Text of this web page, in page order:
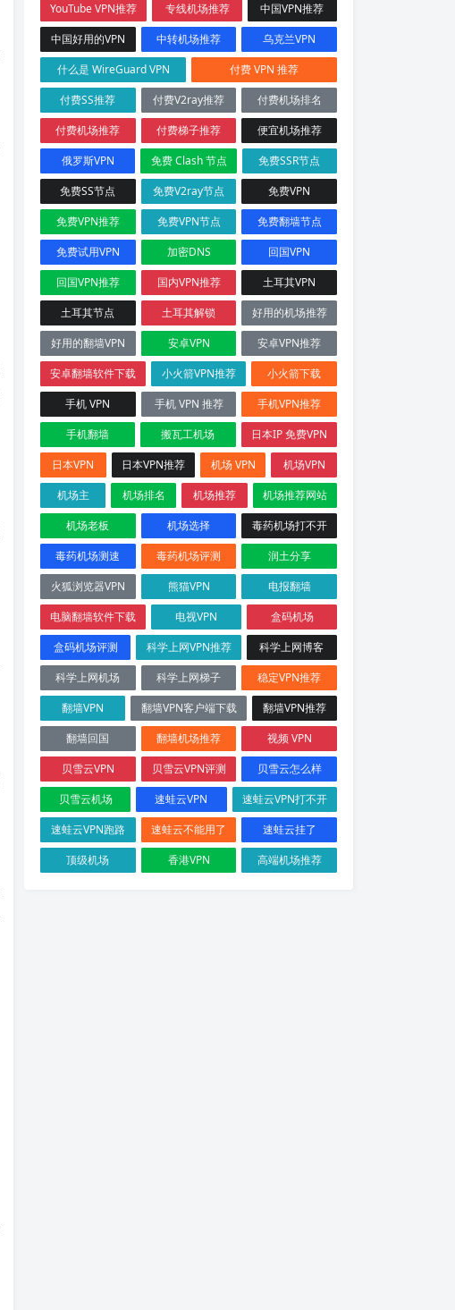
YouTube VPN推荐
专线机场推荐
中国VPN推荐
中国好用的VPN
中转机场推荐
乌克兰VPN
什么是 WireGuard VPN
付费 VPN 推荐
付费SS推荐
付费V2ray推荐
付费机场排名
付费机场推荐
付费梯子推荐
便宜机场推荐
俄罗斯VPN
免费 Clash 节点
免费SSR节点
免费SS节点
免费V2ray节点
免费VPN
免费VPN推荐
免费VPN节点
免费翻墙节点
免费试用VPN
加密DNS
回国VPN
回国VPN推荐
国内VPN推荐
土耳其VPN
土耳其节点
土耳其解锁
好用的机场推荐
好用的翻墙VPN
安卓VPN
安卓VPN推荐
安卓翻墙软件下载
小火箭VPN推荐
小火箭下载
手机 VPN
手机 VPN 推荐
手机VPN推荐
手机翻墙
搬瓦工机场
日本IP 免费VPN
日本VPN
日本VPN推荐 机场 VPN
机场VPN
机场主
机场排名 机场推荐
机场推荐网站
机场老板
机场选择
毒药机场打不开
毒药机场测速
毒药机场评测
润土分享
火狐浏览器VPN
熊猫VPN
电报翻墙
电脑翻墙软件下载
电视VPN
盒码机场
盒码机场评测
科学上网VPN推荐
科学上网博客
科学上网机场
科学上网梯子
稳定VPN推荐
翻墙VPN
翻墙VPN客户端下载
翻墙VPN推荐
翻墙回国
翻墙机场推荐
视频 VPN
贝雪云VPN
贝雪云VPN评测
贝雪云怎么样
贝雪云机场
速蛙云VPN
速蛙云VPN打不开
速蛙云VPN跑路
速蛙云不能用了
速蛙云挂了
顶级机场
香港VPN 高端机场推荐